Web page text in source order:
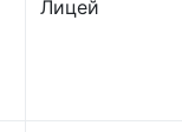
Лицей